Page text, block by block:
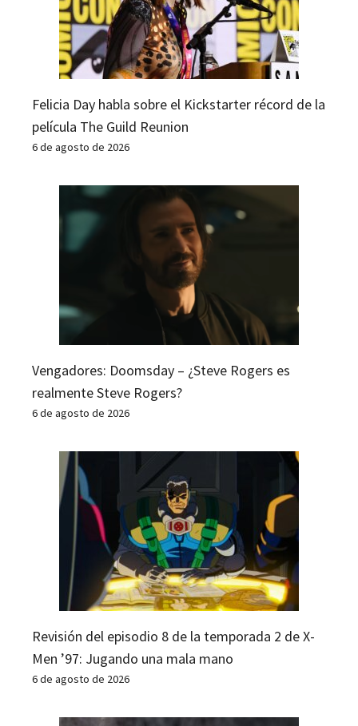
Felicia Day habla sobre el Kickstarter récord de la
película The Guild Reunion
6 de agosto de 2026
Vengadores: Doomsday – ¿Steve Rogers es
realmente Steve Rogers?
6 de agosto de 2026
Revisión del episodio 8 de la temporada 2 de X-
Men ’97: Jugando una mala mano
6 de agosto de 2026